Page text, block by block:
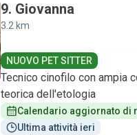
9. Giovanna
3.2 km
NUOVO PET SITTER
Tecnico cinofilo con ampia
teorica dell'etologia
Calendario aggiornato di
Ultima attività ieri